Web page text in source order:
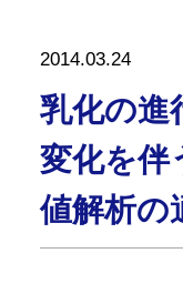
2014.03.24
乳化の進
変化を伴
値解析の